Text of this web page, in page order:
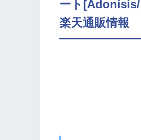
ート
楽天通販情報